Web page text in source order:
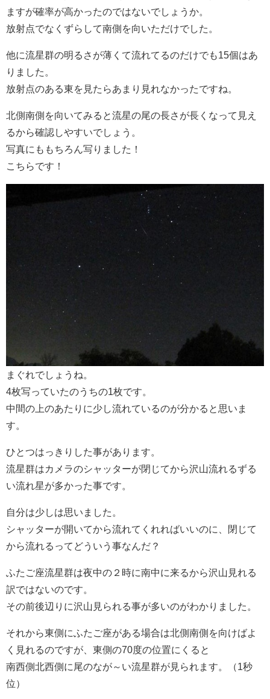
ますが確率が高かったのではないでしょうか。
放射点でなくずらして南側を向いただけでした。
他に流星群の明るさが薄くて流れてるのだけでも15個はあ
りました。
放射点のある東を見たらあまり見れなかったですね。
北側南側を向いてみると流星の尾の長さが長くなって見え
るから確認しやすいでしょう。
写真にももちろん写りました！
こちらです！
まぐれでしょうね。
4枚写っていたのうちの1枚です。
中間の上のあたりに少し流れているのが分かると思いま
す。
ひとつはっきりした事があります。
流星群はカメラのシャッターが閉じてから沢山流れるずる
い流れ星が多かった事です。
自分は少しは思いました。
シャッターが開いてから流れてくれればいいのに、閉じて
から流れるってどういう事なんだ？
ふたご座流星群は夜中の２時に南中に来るから沢山見れる
訳ではないのです。
その前後辺りに沢山見られる事が多いのがわかりました。
それから東側にふたご座がある場合は北側南側を向けばよ
く見れるのですが、東側の70度の位置にくると
南西側北西側に尾のなが～い流星群が見られます。（1秒
位）